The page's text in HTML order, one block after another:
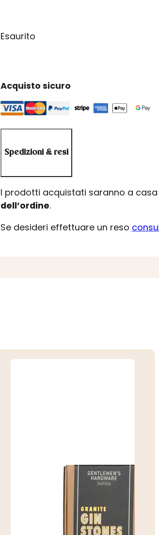
Esaurito
Acquisto sicuro
Spedizioni & resi
I prodotti acquistati saranno a
dell’ordine.
Se desideri effettuare un reso